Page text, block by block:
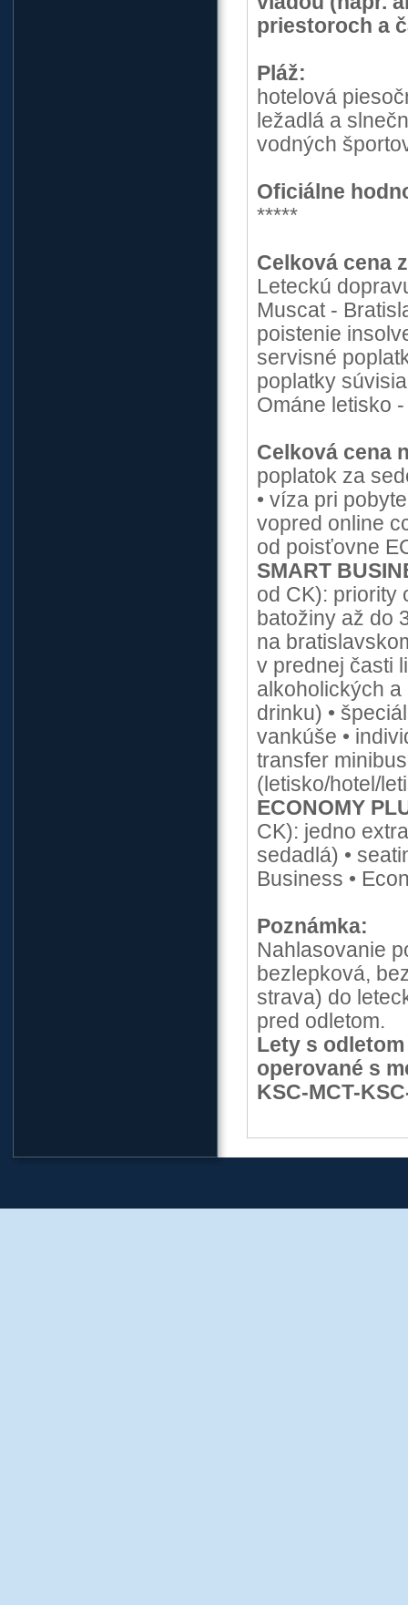
priestoroch a
Pláž:
hotelová
ležadlá a
vodných
Oficiálne
*****
Celková cena
Leteckú
Muscat -
poistenie
servisné
poplatky
Ománe letisko
Celková cena
poplatok za
• víza pri
vopred online
od poisťovne
SMART
od CK): priority
batožiny až do
na
v prednej časti
alkoholických
drinku) •
vankúše •
transfer
(letisko/hotel/
ECONOMY
CK): jedno
sedadlá) •
Business •
Poznámka:
Nahlasovanie
bezlepková,
strava) do
pred odletom.
Lety s odletom
operované s
KSC-MCT-